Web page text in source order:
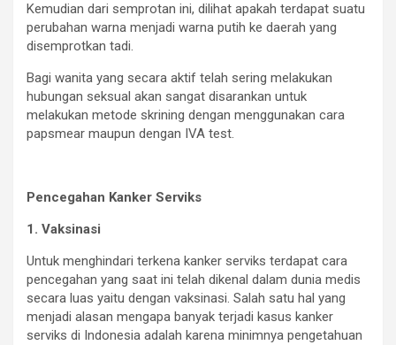
Kemudian dari semprotan ini, dilihat apakah terdapat suatu
perubahan warna menjadi warna putih ke daerah yang
disemprotkan tadi.
Bagi wanita yang secara aktif telah sering melakukan
hubungan seksual akan sangat disarankan untuk
melakukan metode skrining dengan menggunakan cara
papsmear maupun dengan IVA test.
Pencegahan Kanker Serviks
1. Vaksinasi
Untuk menghindari terkena kanker serviks terdapat cara
pencegahan yang saat ini telah dikenal dalam dunia medis
secara luas yaitu dengan vaksinasi. Salah satu hal yang
menjadi alasan mengapa banyak terjadi kasus kanker
serviks di Indonesia adalah karena minimnya pengetahuan